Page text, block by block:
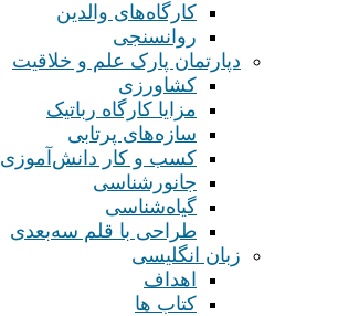
کارگاه‌های والدین
روانسنجی
دپارتمان پارک علم و خلاقیت
کشاورزی
مزایا کارگاه رباتیک
سازه‌های پرتابی
کسب و کار دانش‌آموزی
جانورشناسی
گیاه‌شناسی
طراحی با قلم سه‌بعدی
زبان انگلیسی
اهداف
کتاب ها